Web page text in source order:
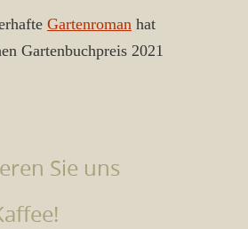
Gartenroman hat
Gartenbuchpreis 2021
Sie uns